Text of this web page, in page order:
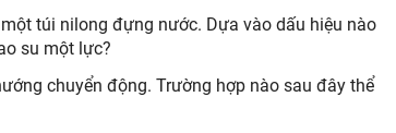
túi nilong đựng nước. Dựa vào dấu hiệu nào
su một lực?
chuyển động. Trường hợp nào sau đây thể